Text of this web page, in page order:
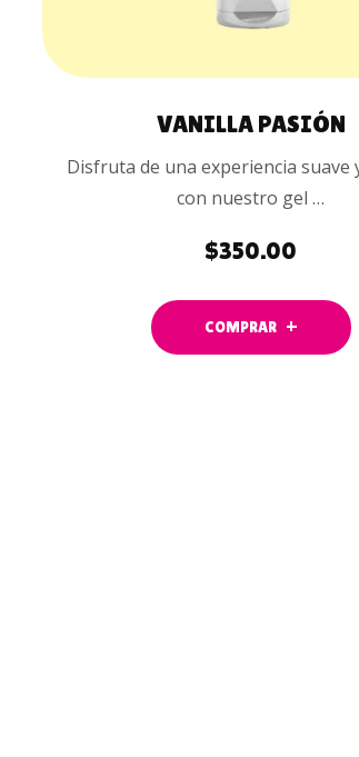
VANILLA PASIÓN
Disfruta de una experiencia suave
con nuestro gel …
$350.00
COMPRAR